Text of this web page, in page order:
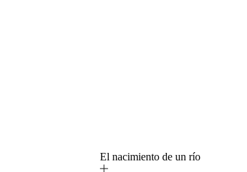
El nacimiento de un río